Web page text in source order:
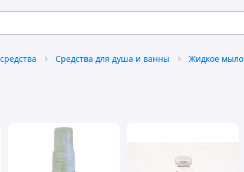
Средства для душа и ванны Жидкое мыло